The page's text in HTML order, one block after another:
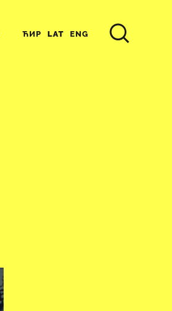
ЋИР LAT ENG